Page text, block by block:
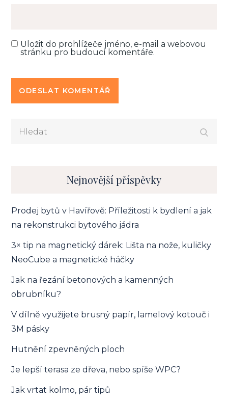
Uložit do prohlížeče jméno, e-mail a webovou
stránku pro budoucí komentáře.
Nejnovější příspěvky
Prodej bytů v Havířově: Příležitosti k bydlení a jak
na rekonstrukci bytového jádra
3× tip na magnetický dárek: Lišta na nože, kuličky
NeoCube a magnetické háčky
Jak na řezání betonových a kamenných
obrubníku?
V dílně využijete brusný papír, lamelový kotouč i
3M pásky
Hutnění zpevněných ploch
Je lepší terasa ze dřeva, nebo spíše WPC?
Jak vrtat kolmo, pár tipů